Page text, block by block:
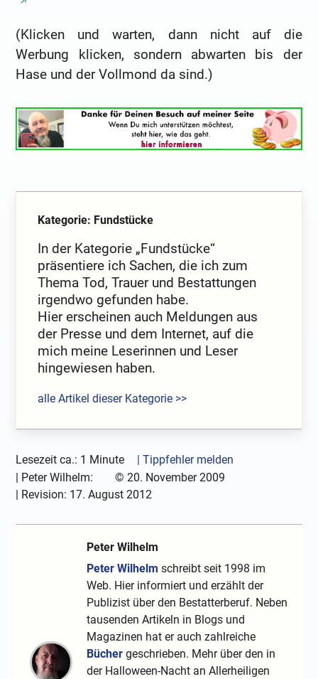
(Klicken und warten, dann nicht auf die
Werbung klicken, sondern abwarten bis der
Hase und der Vollmond da sind.)
Kategorie: Fundstücke
In der Kategorie „Fundstücke“
präsentiere ich Sachen, die ich zum
Thema Tod, Trauer und Bestattungen
irgendwo gefunden habe.
Hier erscheinen auch Meldungen aus
der Presse und dem Internet, auf die
mich meine Leserinnen und Leser
hingewiesen haben.
alle Artikel dieser Kategorie >>
Lesezeit ca.: 1 Minute
| Tippfehler melden
Peter Wilhelm: © 20. November 2009
| Revision: 17. August 2012
Peter Wilhelm
Peter Wilhelm schreibt seit 1998 im
Web. Hier informiert und erzählt der
Publizist über den Bestatterberuf. Neben
tausenden Artikeln in Blogs und
Magazinen hat er auch zahlreiche
Bücher geschrieben. Mehr über den in
der Halloween-Nacht an Allerheiligen